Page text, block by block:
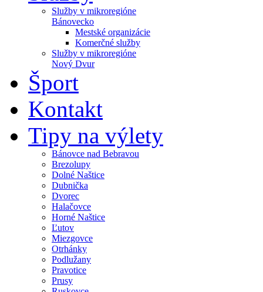
Služby v mikroregióne
Bánovecko
Mestské organizácie
Komerčné služby
Služby v mikroregióne
Nový Dvur
Šport
Kontakt
Tipy na výlety
Bánovce nad Bebravou
Brezolupy
Dolné Naštice
Dubnička
Dvorec
Halačovce
Horné Naštice
Ľutov
Miezgovce
Otrhánky
Podlužany
Pravotice
Prusy